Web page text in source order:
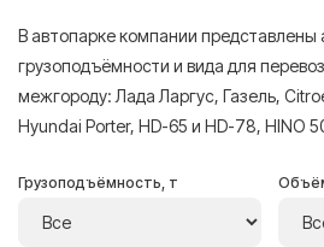
В автопарке компании
грузоподъёмности и вида для
межгороду: Лада Ларгус, Газель,
Hyundai Porter, HD-65 и HD-78, HINO
Грузоподъёмность, т